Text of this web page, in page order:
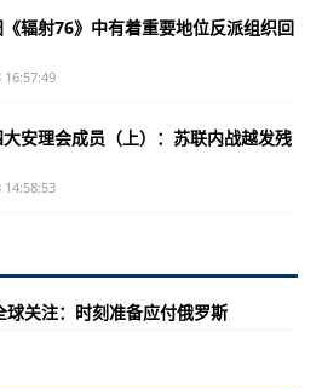
辐射76》中有着重要地位反派组织回
16:57:49
安理会成员（上）：苏联内战越发残
14:58:53
关注：时刻准备应付俄罗斯